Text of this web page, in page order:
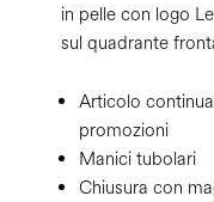
in pelle con logo
sul quadrante
Articolo
promozioni
Manici tubolari
Chiusura con